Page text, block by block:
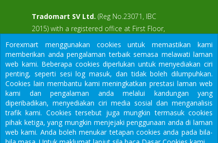
Tradomart SV Ltd. (Reg No.23071, IBC
2015) with a registered office at First Floor,
Limited Uptown Building, Corner of James
and Middle Street, Kingstown, Saint Vincent
and the Grenadines
Restricted Regions: the United States of
America, North Korea, Sudan, Syria and
some other regions.
aWS
We would like to warn you that there are many scammers in the
financial sector, do not provide your data except for official
Forexmart menggunakan cookies untuk memastikan kami
memberikan anda pengalaman terbaik semasa melawati laman
web kami. Beberapa cookies diperlukan untuk menyediakan ciri
penting, seperti sesi log masuk, dan tidak boleh dilumpuhkan.
Cookies lain membantu kami meningkatkan prestasi laman web
kami dan pengalaman anda melalui kandungan yang
diperibadikan, menyediakan ciri media sosial dan menganalisis
trafik kami. Cookies tersebut juga mungkin termasuk cookies
pihak ketiga, yang mungkin menjejaki penggunaan anda di laman
web kami. Anda boleh menukar tetapan cookies anda pada bila-